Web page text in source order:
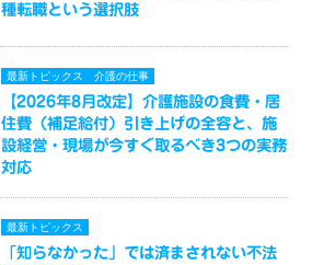
種転職という選択肢
最新トピックス 介護の仕事
【2026年8月改定】介護施設の食費・居
住費（補足給付）引き上げの全容と、施
設経営・現場が今すぐ取るべき3つの実務
対応
最新トピックス
「知らなかった」では済まされない不法